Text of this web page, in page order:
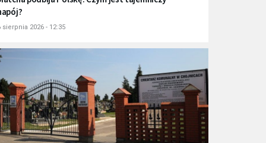
sierpnia 2026 - 12:35